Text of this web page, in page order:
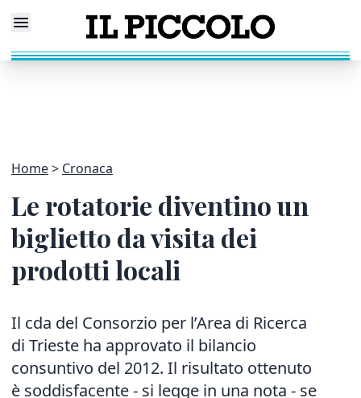
Home Cronaca
Le rotatorie diventino un
biglietto da visita dei
prodotti locali
Il cda del Consorzio per l’Area di Ricerca
di Trieste ha approvato il bilancio
consuntivo del 2012. Il risultato ottenuto
è soddisfacente - si legge in una nota - se